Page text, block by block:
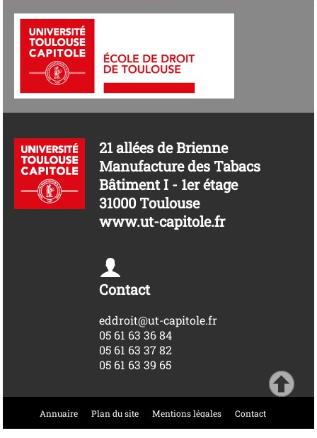
21 allées de Brienne
Manufacture des Tabacs
Bâtiment I - 1er étage
31000 Toulouse
www.ut-capitole.fr
Contact
eddroit@ut-capitole.fr
05 61 63 36 84
05 61 63 37 82
05 61 63 39 65
Annuaire Plan du site Mentions légales Contact